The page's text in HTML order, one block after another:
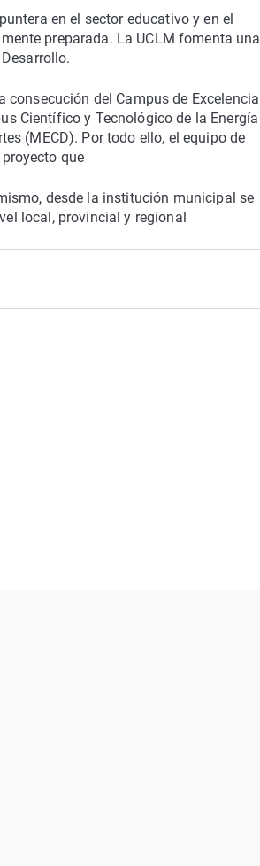
en el sector educativo y en el
preparada. La UCLM fomenta una
consecución del Campus de Excelencia
Científico y Tecnológico de la Energía
(MECD). Por todo ello, el equipo de
que
desde la institución municipal se
local, provincial y regional